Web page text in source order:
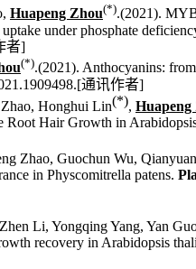
Huapeng Zhou(*).(2021).
under phosphate
者]
(*).(2021). Anthocyanins:
[通讯作者]
Honghui Lin(*), Huapeng
Hair Growth in
Zhao, Guochun Wu,
in Physcomitrella patens.
Li, Yongqing Yang, Yan
recovery in Arabidopsis